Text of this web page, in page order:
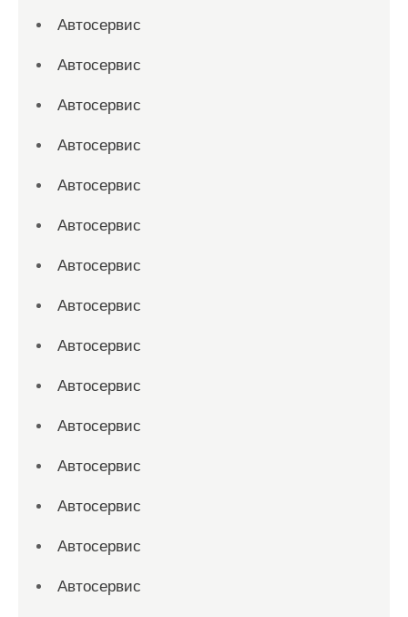
Автосервис
Автосервис
Автосервис
Автосервис
Автосервис
Автосервис
Автосервис
Автосервис
Автосервис
Автосервис
Автосервис
Автосервис
Автосервис
Автосервис
Автосервис